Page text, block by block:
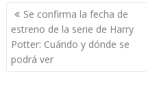
Navegación
de
entradas
Se confirma la fecha de
estreno de la serie de Harry
Potter: Cuándo y dónde se
podrá ver